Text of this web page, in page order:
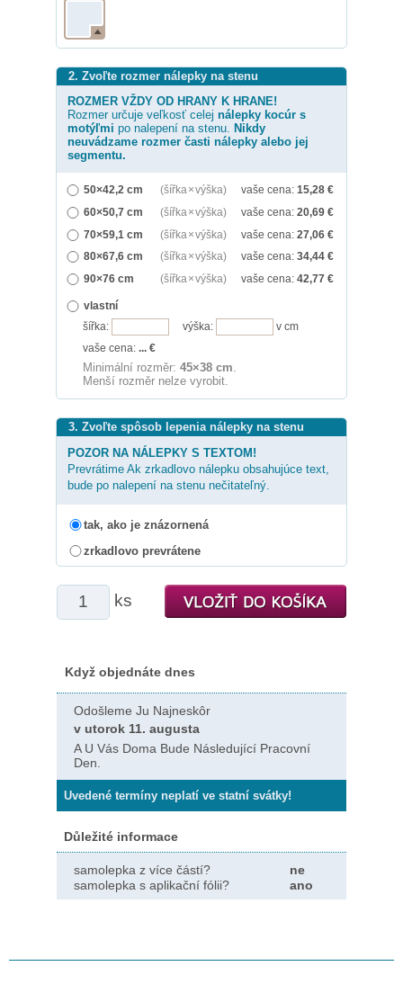
2. Zvoľte rozmer nálepky na stenu
ROZMER VŽDY OD HRANY K HRANE!
Rozmer určuje veľkosť celej nálepky kocúr s
motýľmi po nalepení na stenu. Nikdy
neuvádzame rozmer časti nálepky alebo jej
segmentu.
50×42,2 cm (šířka × výška) vaše cena: 15,28 €
60×50,7 cm
(šířka × výška) vaše cena: 20,69 €
70×59,1 cm
(šířka × výška) vaše cena: 27,06 €
80×67,6 cm
(šířka × výška) vaše cena: 34,44 €
90×76 cm
(šířka × výška) vaše cena: 42,77 €
vlastní
šířka:
výška:
v cm
vaše cena: ... €
Minimální rozměr: 45×38 cm
Menší rozměr nelze vyrobit.
3. Zvoľte spôsob lepenia nálepky na stenu
POZOR NA NÁLEPKY S TEXTOM!
Prevrátime Ak zrkadlovo nálepku obsahujúce text,
bude po nalepení na stenu nečitateľný.
tak, ako je znázornená
zrkadlovo prevrátene
ks
Když objednáte dnes
Odošleme Ju Najneskôr
v utorok 11. augusta
A U Vás Doma Bude Následující Pracovní
Den.
Uvedené termíny neplatí ve statní svátky!
Důležité informace
samolepka z více částí?
ne
samolepka s aplikační fólii?
ano